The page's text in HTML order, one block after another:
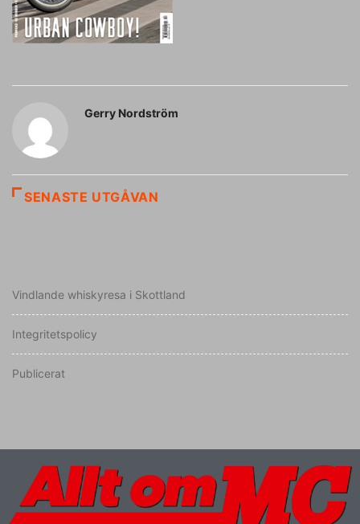
Gerry Nordström
SENASTE UTGÅVAN
Vindlande whiskyresa i Skottland
Integritetspolicy
Publicerat